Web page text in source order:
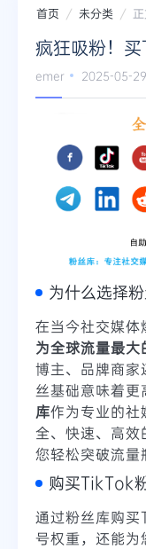
首页 未分类
疯狂吸粉！
emer 2025-05-
为什么选择
在当今社交媒体
为全球流量最
博主、品牌商家
丝基础意味着
库作为专业的社
全、快速、高
您轻松突破流量
购买TikTok
通过粉丝库购
号权重，还能为